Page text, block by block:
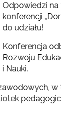
Odpowiedzi na
konferencji
do udziału!
Konferencja
Rozwoju
i Nauki.